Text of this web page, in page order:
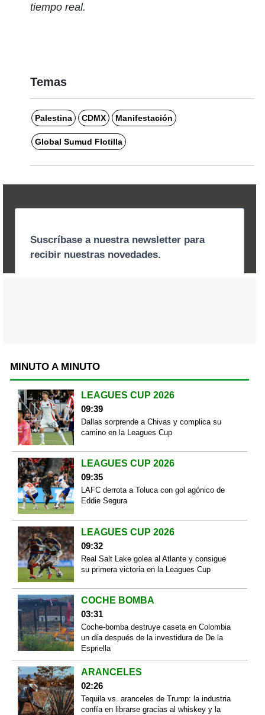
tiempo real.
Temas
Palestina CDMX Manifestación
Global Sumud Flotilla
MINUTO A MINUTO
LEAGUES CUP 2026
09:39
Dallas sorprende a Chivas y complica su
camino en la Leagues Cup
LEAGUES CUP 2026
09:35
LAFC derrota a Toluca con gol agónico de
Eddie Segura
LEAGUES CUP 2026
09:32
Real Salt Lake golea al Atlante y consigue
su primera victoria en la Leagues Cup
COCHE BOMBA
03:31
Coche-bomba destruye caseta en Colombia
un día después de la investidura de De la
Espriella
ARANCELES
02:26
Tequila vs. aranceles de Trump: la industria
confía en librarse gracias al whiskey y la